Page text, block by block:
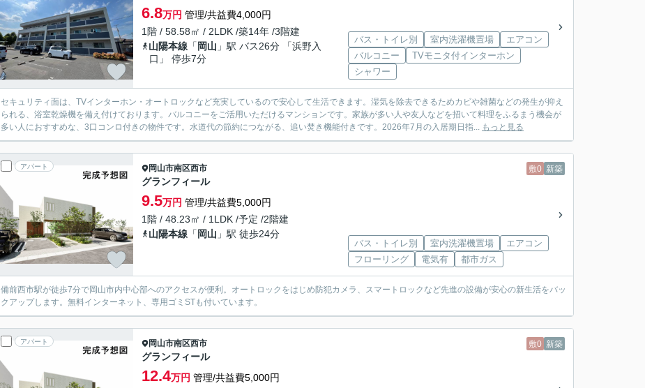
6.8万円 管理/共益費4,000円
1階 / 58.58㎡ / 2LDK /築14年 /3階建
山陽本線 「 岡山 」駅 バス26分 「浜野入
口」 停歩7分
バス・トイレ別 室内洗濯機置場
エアコン
バルコニー
TVモニタ付インターホン
シャワー
セキュリティ面は、TVインターホン・オートロックなど充実しているので安心して生活できます。湿気を除去できるためカビや雑菌などの発生が抑え
られる、浴室乾燥機を備え付けております。バルコニーをご活用いただけるマンションです。家族が多い人や友人などを招いて料理をふるまう機会が
多い人におすすめな、3口コンロ付きの物件です。水道代の節約につながる、追い焚き機能付きです。2026年7月の入居期日指... もっと見る
アパート 敷0 新築
岡山市南区西市
グランフィール
9.5万円 管理/共益費5,000円
1階 / 48.23㎡ / 1LDK /予定 /2階建
山陽本線 「 岡山 」駅 徒歩24分
バス・トイレ別 室内洗濯機置場
エアコン
フローリング
電気有 都市ガス
備前西市駅が徒歩7分で岡山市内中心部へのアクセスが便利。オートロックをはじめ防犯カメラ、スマートロックなど先進の設備が安心の新生活をバッ
クアップします。無料インターネット、専用ゴミSTも付いています。
アパート 敷0 新築
岡山市南区西市
グランフィール
12.4万円 管理/共益費5,000円